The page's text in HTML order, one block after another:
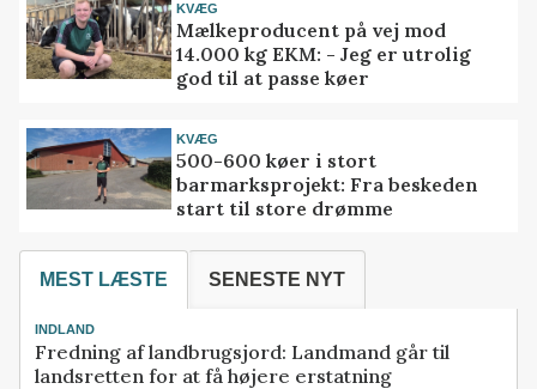
KVÆG
Mælkeproducent på vej mod
14.000 kg EKM: - Jeg er utrolig
god til at passe køer
KVÆG
500-600 køer i stort
barmarksprojekt: Fra beskeden
start til store drømme
MEST LÆSTE SENESTE NYT
INDLAND
Fredning af landbrugsjord: Landmand går til
landsretten for at få højere erstatning